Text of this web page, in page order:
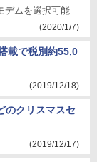
デムを選択可能
(2020/1/7)
載で税別約55,0
(2019/12/18)
のクリスマスセ
(2019/12/17)